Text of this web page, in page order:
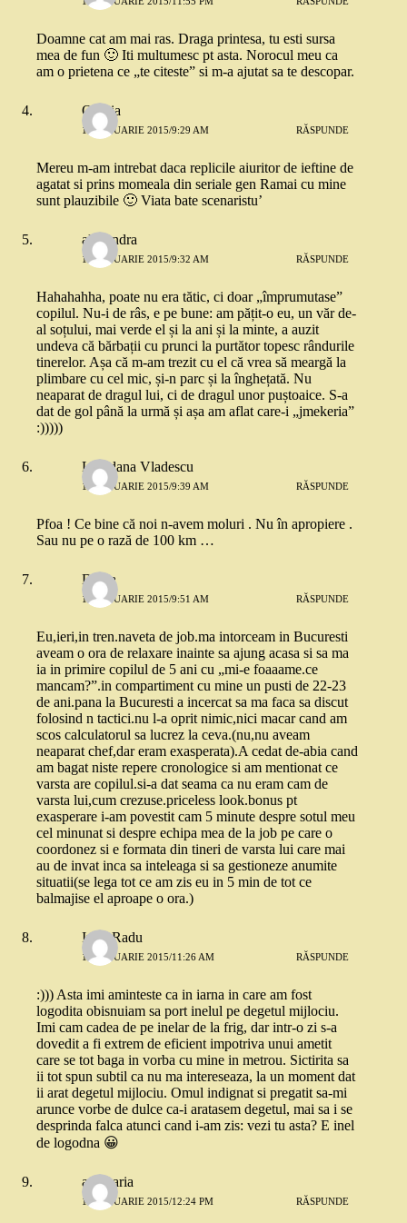
Doamne cat am mai ras. Draga printesa, tu esti sursa
mea de fun 🙂 Iti multumesc pt asta. Norocul meu ca
am o prietena ce „te citeste” si m-a ajutat sa te descopar.
Omnia
14 IANUARIE 2015/9:29 AM RĂSPUNDE
Mereu m-am intrebat daca replicile aiuritor de ieftine de
agatat si prins momeala din seriale gen Ramai cu mine
sunt plauzibile 🙂 Viata bate scenaristu’
alexandra
14 IANUARIE 2015/9:32 AM RĂSPUNDE
Hahahahha, poate nu era tătic, ci doar „împrumutase”
copilul. Nu-i de râs, e pe bune: am pățit-o eu, un văr de-
al soțului, mai verde el și la ani și la minte, a auzit
undeva că bărbații cu prunci la purtător topesc rândurile
tinerelor. Așa că m-am trezit cu el că vrea să meargă la
plimbare cu cel mic, și-n parc și la înghețată. Nu
neaparat de dragul lui, ci de dragul unor puștoaice. S-a
dat de gol până la urmă și așa am aflat care-i „jmekeria”
:)))))
Loredana Vladescu
14 IANUARIE 2015/9:39 AM RĂSPUNDE
Pfoa ! Ce bine că noi n-avem moluri . Nu în apropiere .
Sau nu pe o rază de 100 km …
Diana
14 IANUARIE 2015/9:51 AM RĂSPUNDE
Eu,ieri,in tren.naveta de job.ma intorceam in Bucuresti
aveam o ora de relaxare inainte sa ajung acasa si sa ma
ia in primire copilul de 5 ani cu „mi-e foaaame.ce
mancam?”.in compartiment cu mine un pusti de 22-23
de ani.pana la Bucuresti a incercat sa ma faca sa discut
folosind n tactici.nu l-a oprit nimic,nici macar cand am
scos calculatorul sa lucrez la ceva.(nu,nu aveam
neaparat chef,dar eram exasperata).A cedat de-abia cand
am bagat niste repere cronologice si am mentionat ce
varsta are copilul.si-a dat seama ca nu eram cam de
varsta lui,cum crezuse.priceless look.bonus pt
exasperare i-am povestit cam 5 minute despre sotul meu
cel minunat si despre echipa mea de la job pe care o
coordonez si e formata din tineri de varsta lui care mai
au de invat inca sa inteleaga si sa gestioneze anumite
situatii(se lega tot ce am zis eu in 5 min de tot ce
balmajise el aproape o ora.)
Irina Radu
14 IANUARIE 2015/11:26 AM RĂSPUNDE
:))) Asta imi aminteste ca in iarna in care am fost
logodita obisnuiam sa port inelul pe degetul mijlociu.
Imi cam cadea de pe inelar de la frig, dar intr-o zi s-a
dovedit a fi extrem de eficient impotriva unui ametit
care se tot baga in vorba cu mine in metrou. Sictirita sa
ii tot spun subtil ca nu ma intereseaza, la un moment dat
ii arat degetul mijlociu. Omul indignat si pregatit sa-mi
arunce vorbe de dulce ca-i aratasem degetul, mai sa i se
desprinda falca atunci cand i-am zis: vezi tu asta? E inel
de logodna 😀
anamaria
14 IANUARIE 2015/12:24 PM RĂSPUNDE